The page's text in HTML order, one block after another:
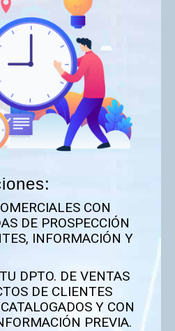
CON
DE PROSPECCIÓN
INFORMACIÓN Y
DPTO. DE VENTAS
DE CLIENTES
Y CON
PREVIA.